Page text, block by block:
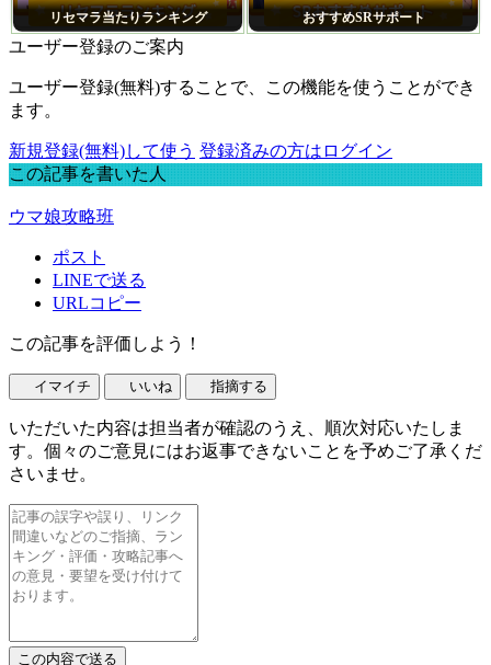
リセマラ当たりランキング おすすめSRサポート
ユーザー登録のご案内
ユーザー登録(無料)することで、この機能を使うことができ
ます。
新規登録(無料)して使う 登録済みの方はログイン
この記事を書いた人
ウマ娘攻略班
ポスト
LINEで送る
URLコピー
この記事を評価しよう！
イマイチ いいね 指摘する
いただいた内容は担当者が確認のうえ、順次対応いたしま
す。個々のご意見にはお返事できないことを予めご了承くだ
さいませ。